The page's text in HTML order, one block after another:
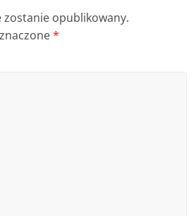
zostanie opublikowany.
*